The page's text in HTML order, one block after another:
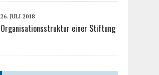
26. JULI 2018
Organisationsstruktur einer Stiftung